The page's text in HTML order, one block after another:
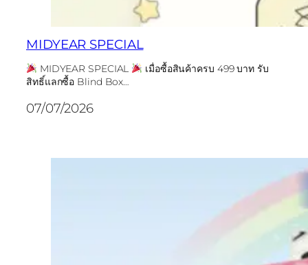
MIDYEAR SPECIAL
MIDYEAR SPECIAL
เมื่อซื้อสินค้าครบ 499 บาท รับ
สิทธิ์แลกซื้อ Blind Box…
07/07/2026